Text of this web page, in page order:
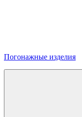
Погонажные изделия